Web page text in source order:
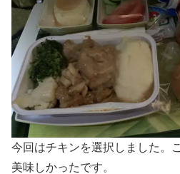
今回はチキンを選択しました。
美味しかったです。